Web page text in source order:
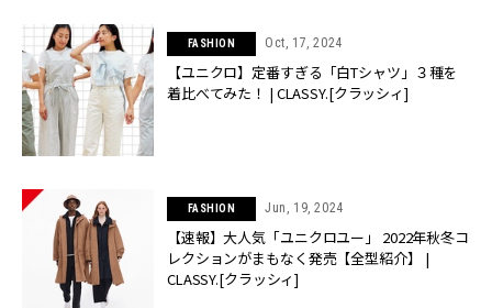
FASHION Oct, 17, 2024
【ユニクロ】定番すぎる「白Tシャツ」３種を
着比べてみた！ | CLASSY.[クラッシィ]
FASHION Jun, 19, 2024
【速報】大人気「ユニクロユー」 2022年秋冬コ
レクションがまもなく発売【全型紹介】 |
CLASSY.[クラッシィ]